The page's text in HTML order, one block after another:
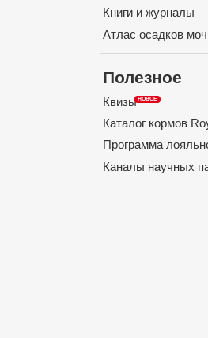
Книги и журналы
Атлас осадков
Полезное
Квизы
Каталог кормов
Программа
Каналы научных